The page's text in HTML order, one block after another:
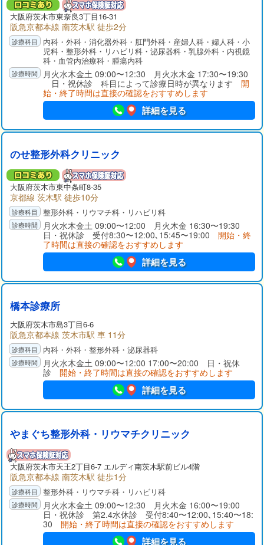
大阪府茨木市東奈良3丁目16-31
阪急京都本線 南茨木駅 徒歩2分
内科・外科・消化器外科・肛門外科・産婦人科・婦人科・小
児科・整形外科・リハビリ科・泌尿器科・乳腺外科・内視鏡
科・血管内治療科・腫瘍内科
月火水木金土 09:00〜12:30 月火水木金 17:30〜19:30
日・祝休診 科目によって診療日時が異なります 開
始・終了時間は直接の確認をおすすめします
詳細を見る
のせ整形外科クリニック
大阪府茨木市東中条町8-35
京都線 茨木駅 徒歩10分
整形外科・リウマチ科・リハビリ科
月火水木金土 09:00〜12:00 月火木金 16:30〜19:30
日・祝休診 受付8:30〜12:00､15:45〜19:00 開始・終
了時間は直接の確認をおすすめします
詳細を見る
橋本診療所
大阪府茨木市島3丁目6-6
阪急京都本線 茨木市駅 車 11分
内科・外科・整形外科・泌尿器科
月火水木金土 09:00〜12:00 17:00〜20:00 日・祝休
診 開始・終了時間は直接の確認をおすすめします
詳細を見る
やまぐち整形外科・リウマチクリニック
大阪府茨木市天王2丁目6-7 エルディ南茨木駅前ビル4階
阪急京都本線 南茨木駅 徒歩1分
整形外科・リウマチ科・リハビリ科
月火水木金土 09:00〜12:30 月火木金 16:00〜19:00
日・祝休診 第2.4水休診 受付8:40〜12:00､15:40〜18:
30 開始・終了時間は直接の確認をおすすめします
詳細を見る